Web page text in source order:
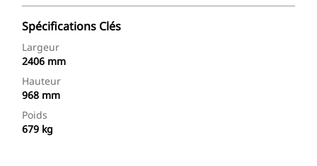
Spécifications Clés
Largeur
2406 mm
Hauteur
968 mm
Poids
679 kg